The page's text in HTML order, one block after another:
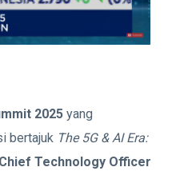
2025 yang
bertajuk The 5G & AI Era:
Technology Officer